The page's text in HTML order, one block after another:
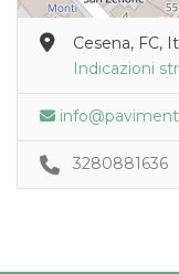
Cesena, FC,
Indicazioni
3280881636